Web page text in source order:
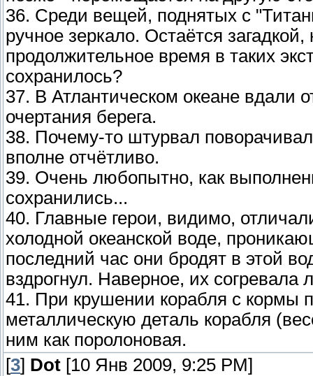
36. Среди вещей, поднятых с
ручное зеркало. Остаётся
продолжительное время в таких
сохранилось?
37. В Атлантическом океане вдали
очертания берега.
38. Почему-то штурвал
вполне отчётливо.
39. Очень любопытно, как
сохранились...
40. Главные герои, видимо,
холодной океанской воде,
последний час они бродят в этой
вздрогнул. Наверное, их согревала
41. При крушении корабля с кормы
металлическую деталь корабля
ним как поролоновая.
[3] Dot [10 Янв 2009, 9:25 PM]